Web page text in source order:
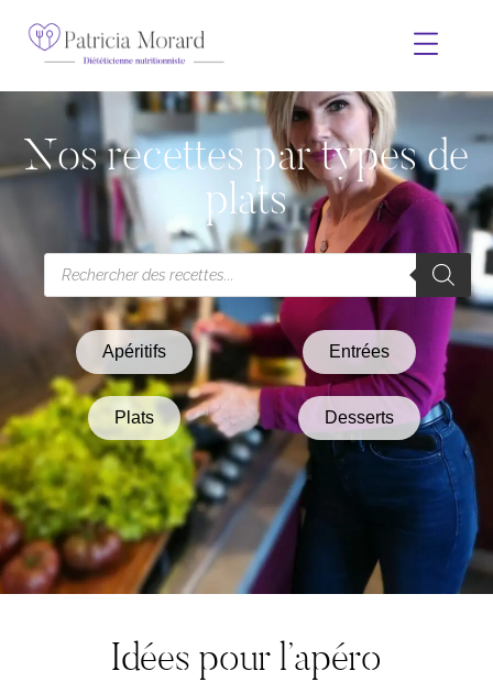
Nos recettes par types de
plats
Apéritifs Entrées
Plats Desserts
Idées pour l’apéro